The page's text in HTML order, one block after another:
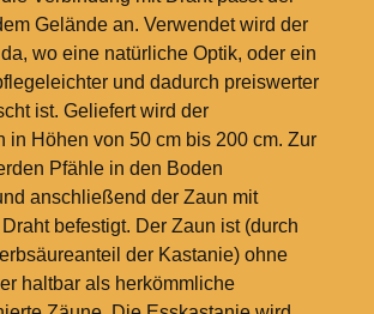
Gelände an. Verwendet wird der
wo eine natürliche Optik, oder ein
und dadurch preiswerter
ist. Geliefert wird der
in Höhen von 50 cm bis 200 cm. Zur
Pfähle in den Boden
anschließend der Zaun mit
befestigt. Der Zaun ist (durch
der Kastanie) ohne
haltbar als herkömmliche